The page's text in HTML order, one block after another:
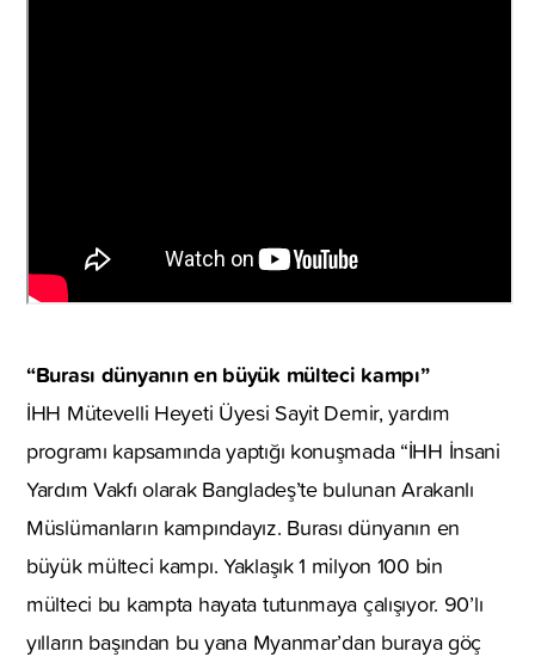
“Burası dünyanın en büyük mülteci kampı”
İHH Mütevelli Heyeti Üyesi Sayit Demir, yardım
programı kapsamında yaptığı konuşmada “İHH İnsani
Yardım Vakfı olarak Bangladeş’te bulunan Arakanlı
Müslümanların kampındayız. Burası dünyanın en
büyük mülteci kampı. Yaklaşık 1 milyon 100 bin
mülteci bu kampta hayata tutunmaya çalışıyor. 90’lı
yılların başından bu yana Myanmar’dan buraya göç